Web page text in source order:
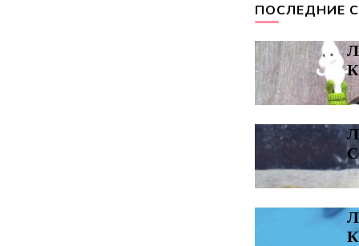
ПОСЛЕДНИЕ